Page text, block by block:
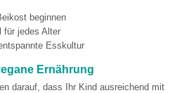
beginnen
für jedes Alter
Esskultur
Ernährung
darauf, dass Ihr Kind ausreichend mit